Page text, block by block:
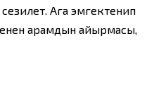
Ага эмгектенип
арамдын айырмасы,